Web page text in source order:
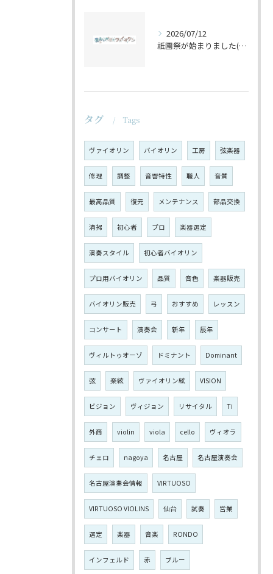
2026/07/12
祇園祭が始まりました(^^♪
タグ Tags
ヴァイオリン バイオリン 工房 弦楽器
修理 調整 音響特性 職人 音質
最高品質 復元 メンテナンス 部品交換
清掃 初心者 プロ 楽器選定
演奏スタイル 初心者バイオリン
プロ用バイオリン 品質 音色 楽器販売
バイオリン販売 弓 おすすめ レッスン
コンサート 演奏会 新年 辰年
ヴィルトゥオーゾ ドミナント Dominant
弦 楽絃 ヴァイオリン絃 VISION
ビジョン ヴィジョン リサイタル Ti
外商 violin viola cello ヴィオラ
チェロ nagoya 名古屋 名古屋演奏会
名古屋演奏会情報 VIRTUOSO
VIRTUOSO VIOLINS 仙台 試奏 営業
選定 楽器 音楽 RONDO
インフェルド 赤 ブルー